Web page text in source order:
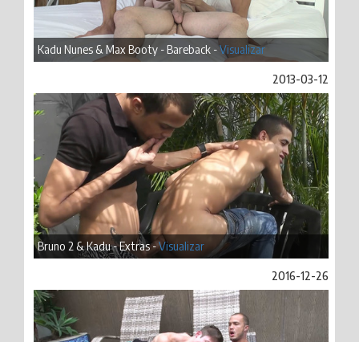
Kadu Nunes & Max Booty - Bareback -Visualizar
2013-03-12
Bruno 2 & Kadu - Extras -Visualizar
2016-12-26